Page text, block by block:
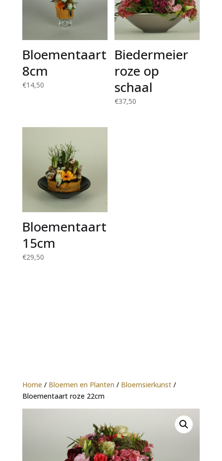
Bloementaart
8cm
€14,50
Biedermeier
roze op
schaal
€37,50
Bloementaart
15cm
€29,50
Home / Bloemen en Planten / Bloemsierkunst/
Bloementaart roze 22cm